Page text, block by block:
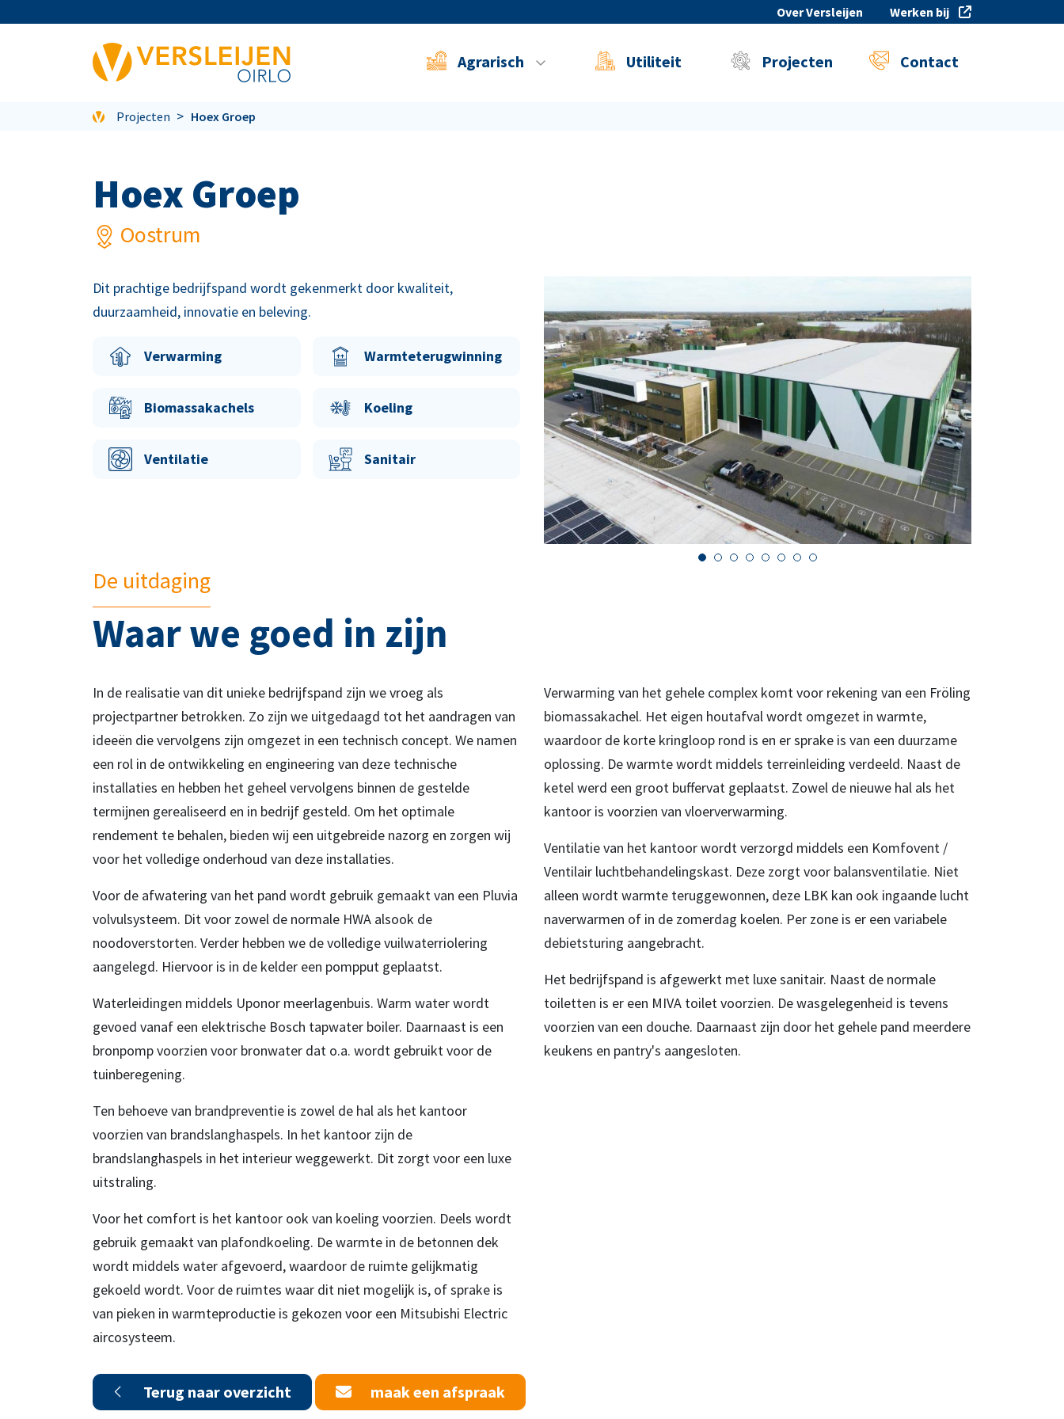
Over Versleijen Werken bij
Agrarisch Utiliteit Projecten Contact
Projecten Hoex Groep
Hoex Groep
Oostrum
Dit prachtige bedrijfspand wordt gekenmerkt door kwaliteit,
duurzaamheid, innovatie en beleving.
Verwarming Warmteterugwinning
Biomassakachels Koeling
Ventilatie Sanitair
De uitdaging
Waar we goed in zijn
In de realisatie van dit unieke bedrijfspand zijn we vroeg als
projectpartner betrokken. Zo zijn we uitgedaagd tot het aandragen van
ideeën die vervolgens zijn omgezet in een technisch concept. We namen
een rol in de ontwikkeling en engineering van deze technische
installaties en hebben het geheel vervolgens binnen de gestelde
termijnen gerealiseerd en in bedrijf gesteld. Om het optimale
rendement te behalen, bieden wij een uitgebreide nazorg en zorgen wij
voor het volledige onderhoud van deze installaties.
Voor de afwatering van het pand wordt gebruik gemaakt van een Pluvia
volvulsysteem. Dit voor zowel de normale HWA alsook de
noodoverstorten. Verder hebben we de volledige vuilwaterriolering
aangelegd. Hiervoor is in de kelder een pompput geplaatst.
Waterleidingen middels Uponor meerlagenbuis. Warm water wordt
gevoed vanaf een elektrische Bosch tapwater boiler. Daarnaast is een
bronpomp voorzien voor bronwater dat o.a. wordt gebruikt voor de
tuinberegening.
Ten behoeve van brandpreventie is zowel de hal als het kantoor
voorzien van brandslanghaspels. In het kantoor zijn de
brandslanghaspels in het interieur weggewerkt. Dit zorgt voor een luxe
uitstraling.
Voor het comfort is het kantoor ook van koeling voorzien. Deels wordt
gebruik gemaakt van plafondkoeling. De warmte in de betonnen dek
wordt middels water afgevoerd, waardoor de ruimte gelijkmatig
gekoeld wordt. Voor de ruimtes waar dit niet mogelijk is, of sprake is
van pieken in warmteproductie is gekozen voor een Mitsubishi Electric
aircosysteem.
Verwarming van het gehele complex komt voor rekening van een Fröling
biomassakachel. Het eigen houtafval wordt omgezet in warmte,
waardoor de korte kringloop rond is en er sprake is van een duurzame
oplossing. De warmte wordt middels terreinleiding verdeeld. Naast de
ketel werd een groot buffervat geplaatst. Zowel de nieuwe hal als het
kantoor is voorzien van vloerverwarming.
Ventilatie van het kantoor wordt verzorgd middels een Komfovent /
Ventilair luchtbehandelingskast. Deze zorgt voor balansventilatie. Niet
alleen wordt warmte teruggewonnen, deze LBK kan ook ingaande lucht
naverwarmen of in de zomerdag koelen. Per zone is er een variabele
debietsturing aangebracht.
Het bedrijfspand is afgewerkt met luxe sanitair. Naast de normale
toiletten is er een MIVA toilet voorzien. De wasgelegenheid is tevens
voorzien van een douche. Daarnaast zijn door het gehele pand meerdere
keukens en pantry's aangesloten.
Terug naar overzicht maak een afspraak